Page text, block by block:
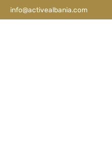
info@activealbania.com